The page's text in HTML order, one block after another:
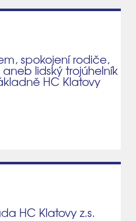
spokojení rodiče,
aneb lidský trojúhelník
HC Klatovy
HC Klatovy z.s.